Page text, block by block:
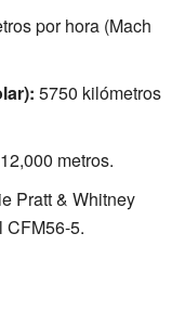
por hora (Mach
5750 kilómetros
12,000 metros.
Pratt & Whitney
CFM56-5.